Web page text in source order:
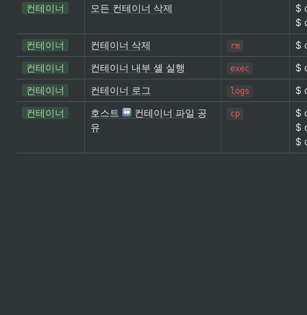
컨테이너
모든 컨테이너 삭제
$
$
컨테이너
컨테이너 삭제 rm
$
컨테이너
컨테이너 내부 셸 실행 exec
$
컨테이너
컨테이너 로그 logs
$
컨테이너
호스트
컨테이너 파일 공
유
cp
$
$
$